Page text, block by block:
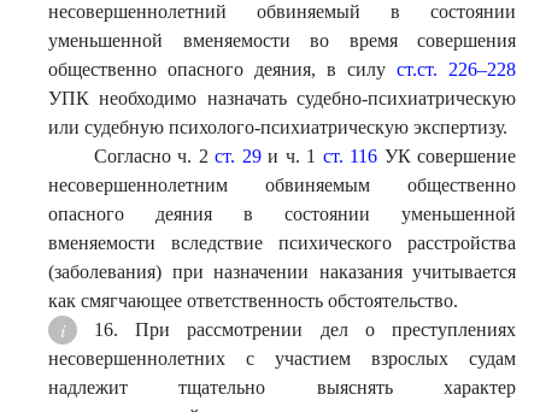
несовершеннолетний обвиняемый в состоянии
уменьшенной вменяемости во время совершения
общественно опасного деяния, в силу ст.ст. 226–228
УПК необходимо назначать судебно-психиатрическую
или судебную психолого-психиатрическую экспертизу.
Согласно ч. 2ст. 29и ч. 1 ст. 116 УК совершение
несовершеннолетним обвиняемым общественно
опасного деяния в состоянии уменьшенной
вменяемости вследствие психического расстройства
(заболевания) при назначении наказания учитывается
как смягчающее ответственность обстоятельство.
16. При рассмотрении дел о преступлениях
несовершеннолетних с участием взрослых судам
надлежит тщательно выяснять характер